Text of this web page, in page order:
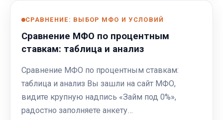
СРАВНЕНИЕ: ВЫБОР МФО И УСЛОВИЙ
Сравнение МФО по процентным
ставкам: таблица и анализ
Сравнение МФО по процентным ставкам:
таблица и анализ Вы зашли на сайт МФО,
видите крупную надпись «Займ под 0%»,
радостно заполняете анкету…